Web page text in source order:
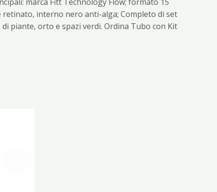
interno nero anti-alga; Completo di set
piante, orto e spazi verdi. Ordina Tubo con Kit